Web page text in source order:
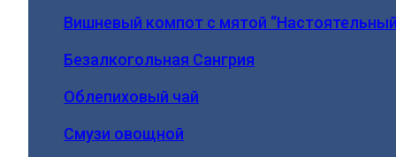
Вишневый компот с мятой
Безалкогольная Сангрия
Облепиховый чай
Смузи овощной